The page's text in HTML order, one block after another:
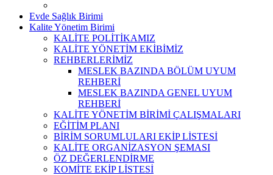
Evde Sağlık Birimi
Kalite Yönetim Birimi
KALİTE POLİTİKAMIZ
KALİTE YÖNETİM EKİBİMİZ
REHBERLERİMİZ
MESLEK BAZINDA BÖLÜM UYUM
REHBERİ
MESLEK BAZINDA GENEL UYUM
REHBERİ
KALİTE YÖNETİM BİRİMİ ÇALIŞMALARI
EĞİTİM PLANI
BİRİM SORUMLULARI EKİP LİSTESİ
KALİTE ORGANİZASYON ŞEMASI
ÖZ DEĞERLENDİRME
KOMİTE EKİP LİSTESİ